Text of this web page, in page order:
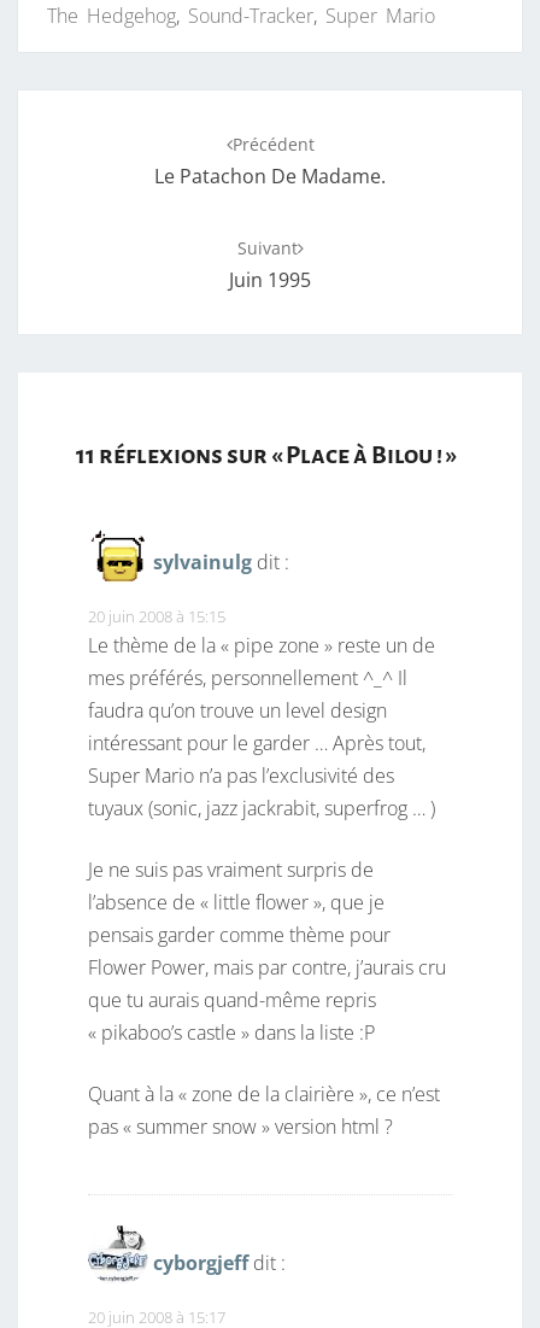
The Hedgehog, Sound-Tracker, Super Mario
Précédent
Le Patachon De Madame.
Suivant
Juin 1995
11 réflexions sur «Place à Bilou !»
sylvainulg dit :
20 juin 2008 à 15:15
Le thème de la « pipe zone » reste un de
mes préférés, personnellement ^_^ Il
faudra qu’on trouve un level design
intéressant pour le garder … Après tout,
Super Mario n’a pas l’exclusivité des
tuyaux (sonic, jazz jackrabit, superfrog … )
Je ne suis pas vraiment surpris de
l’absence de « little flower », que je
pensais garder comme thème pour
Flower Power, mais par contre, j’aurais cru
que tu aurais quand-même repris
« pikaboo’s castle » dans la liste :P
Quant à la « zone de la clairière », ce n’est
pas « summer snow » version html ?
cyborgjeff dit :
20 juin 2008 à 15:17